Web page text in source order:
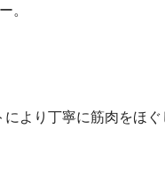
。
より丁寧に筋肉をほぐ